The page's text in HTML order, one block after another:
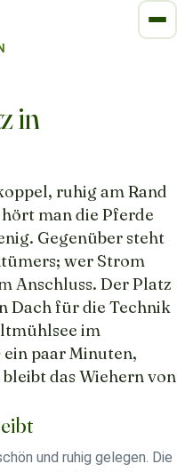
in
ruhig am Rand
man die Pferde
Gegenüber steht
wer Strom
Anschluss. Der Platz
Dach für die Technik
im
ein paar Minuten,
das Wiehern von
und ruhig gelegen. Die